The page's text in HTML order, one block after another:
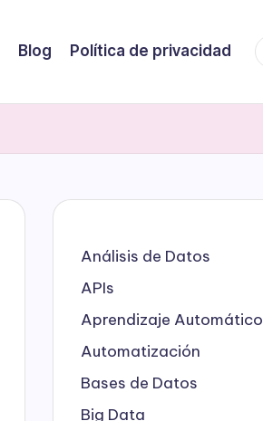
Blog Política de privacidad
Análisis de Datos
APIs
Aprendizaje Automático
Automatización
Bases de Datos
Big Data